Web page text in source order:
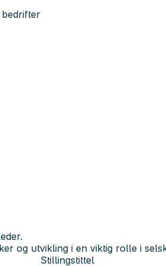
bedrifter
og utvikling i en viktig rolle i
Stillingstittel